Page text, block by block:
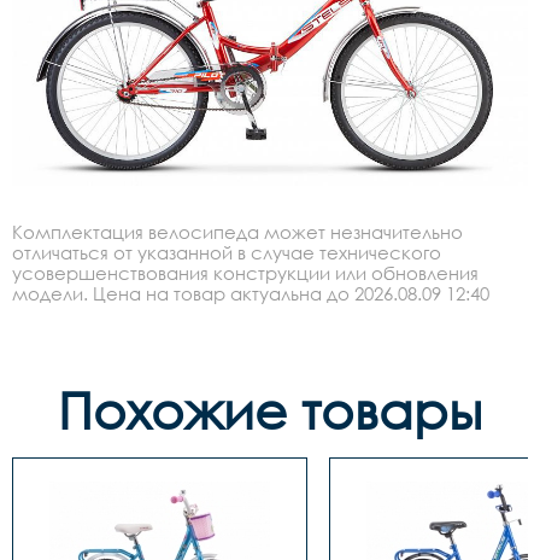
Комплектация велосипеда может незначительно
отличаться от указанной в случае технического
усовершенствования конструкции или обновления
модели. Цена на товар актуальна до 2026.08.09 12:40
Похожие товары